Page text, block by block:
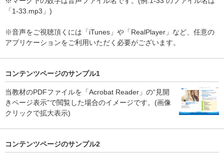
「1-33.mp3」)
※音声をご視聴頂くには「iTunes」や「RealPlayer」など、任意の
アプリケーションをご利用いただく必要がございます。
コンテンツページのサンプル1
当教材のPDFファイルを「Acrobat Reader」の“見開
きページ表示”で閲覧した場合のイメージです。(画像
クリックで拡大表示)
コンテンツページのサンプル2